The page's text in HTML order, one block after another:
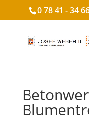
0 78 41 - 34 66